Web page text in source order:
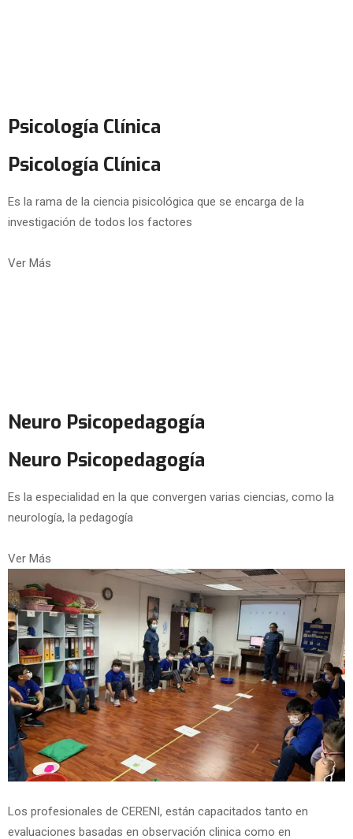
Psicología Clínica
Psicología Clínica
Es la rama de la ciencia pisicológica que se encarga de la
investigación de todos los factores
Ver Más
Neuro Psicopedagogía
Neuro Psicopedagogía
Es la especialidad en la que convergen varias ciencias, como la
neurología, la pedagogía
Ver Más
Los profesionales de CERENI, están capacitados tanto en
evaluaciones basadas en observación clinica como en